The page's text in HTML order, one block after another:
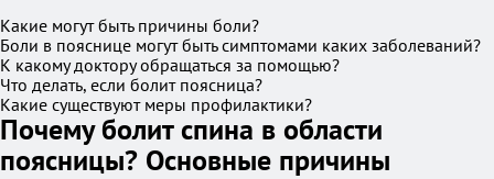
Какие могут быть причины боли?
Боли в пояснице могут быть симптомами каких заболеваний?
К какому доктору обращаться за помощью?
Что делать, если болит поясница?
Какие существуют меры профилактики?
Почему болит спина в области
поясницы? Основные причины